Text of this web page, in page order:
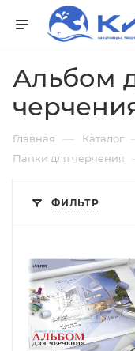
Альбом
Главная — Каталог
Папки для черчения
ФИЛЬТР